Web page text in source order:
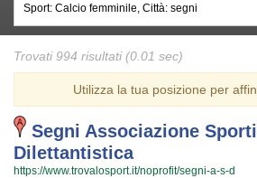
Trovati 994 risultati (0.01 sec)
Utilizza la tua posizione per
Segni Associazione
Dilettantistica
https://www.trovalosport.it/noprofit/segni-a-s-d